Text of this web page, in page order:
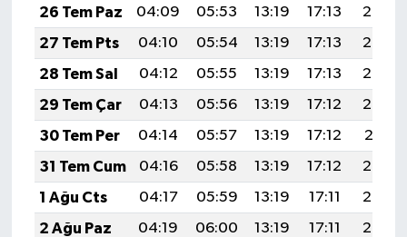
26 Tem Paz
04:09 05:53 13:19 17:13
20:35
27 Tem Pts
04:10 05:54 13:19 17:13
20:34
28 Tem Sal
04:12 05:55 13:19 17:13
20:33
29 Tem Çar
04:13 05:56 13:19 17:12
20:32
30 Tem Per
04:14 05:57 13:19 17:12
20:31
31 Tem Cum
04:16 05:58 13:19 17:12
20:30
1 Ağu Cts
04:17 05:59 13:19 17:11
20:29
2 Ağu Paz
04:19 06:00 13:19 17:11
20:28